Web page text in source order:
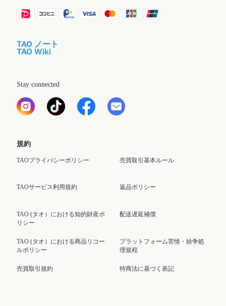
TAO ノート
TAO Wiki
Stay connected
規約
TAOプライバシーポリシー
TAOサービス利用規約
TAO (タオ）における知的財産ポ
リシー
TAO (タオ）における商品リコー
ルポリシー
売買取引規約
売買取引基本ルール
返品ポリシー
配送遅延補償
プラットフォーム苦情・紛争処
理規程
特商法に基づく表記